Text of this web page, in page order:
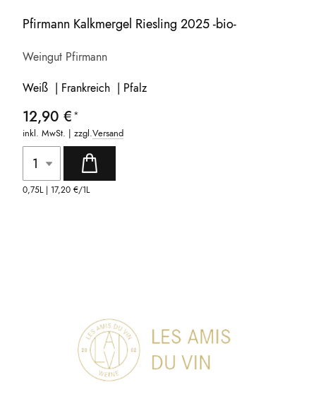
Pfirmann Kalkmergel Riesling 2025 -bio-
Weingut Pfirmann
Weiß | Frankreich | Pfalz
12,90 €
inkl. MwSt. | zzgl.Versand
0,75L | 17,20 €/1L